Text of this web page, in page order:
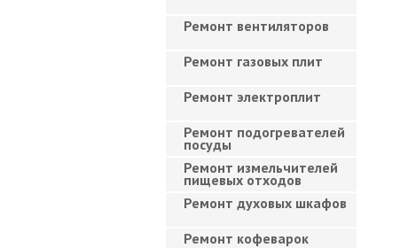
Ремонт вентиляторов
Ремонт газовых плит
Ремонт электроплит
Ремонт подогревателей
посуды
Ремонт измельчителей
пищевых отходов
Ремонт духовых шкафов
Ремонт кофеварок